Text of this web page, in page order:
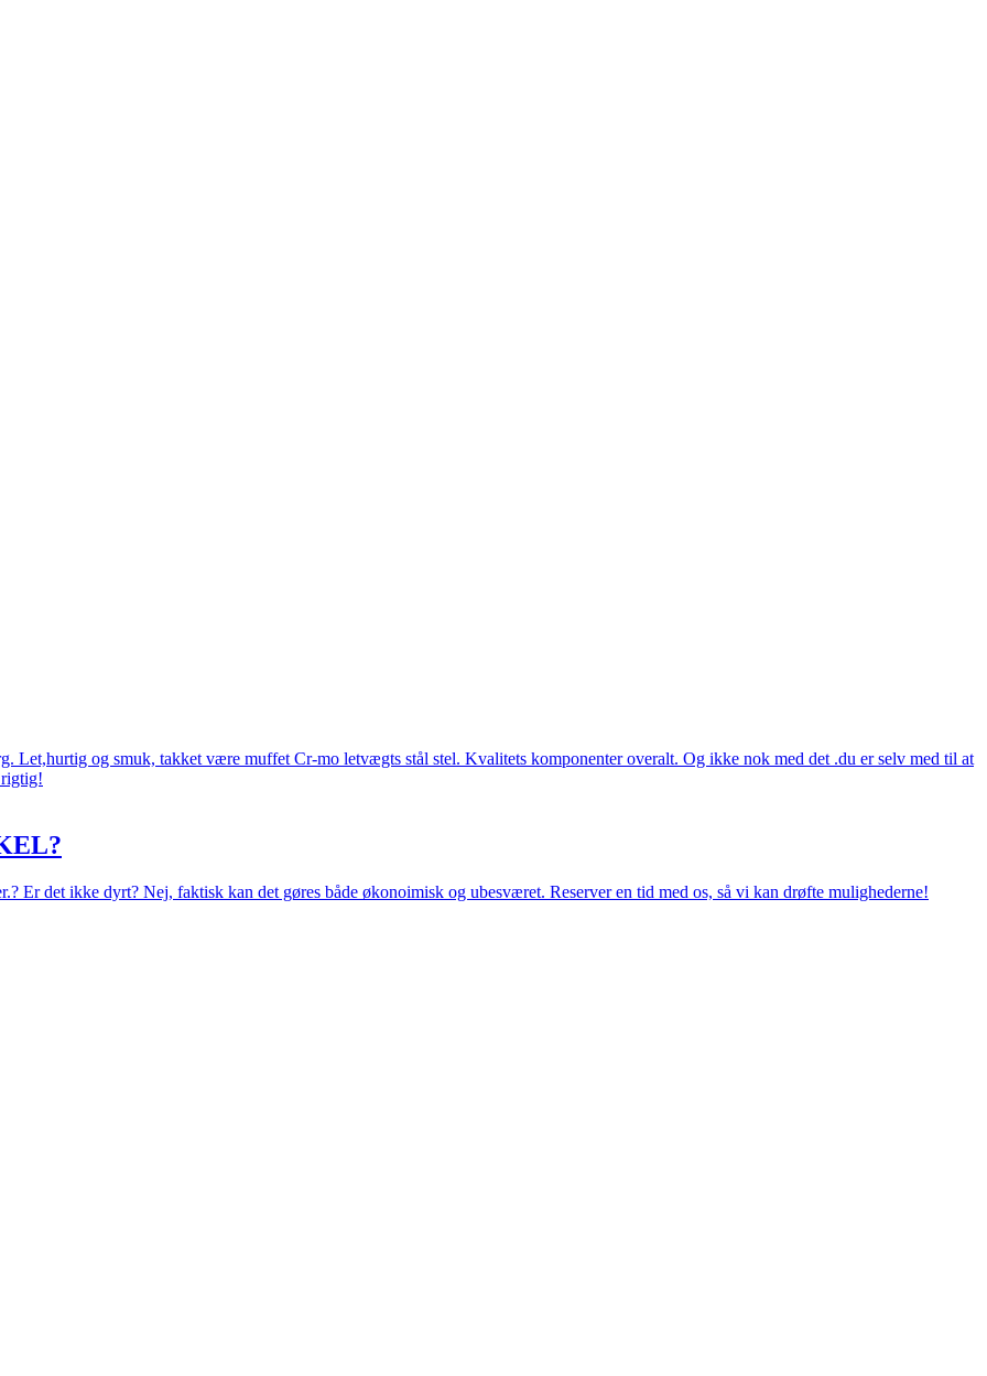
Let,hurtig og smuk, takket være muffet Cr-mo letvægts stål stel. Kvalitets komponenter overalt. Og ikke nok med det .du er selv med til at
rigtig!
Er det ikke dyrt? Nej, faktisk kan det gøres både økonoimisk og ubesværet. Reserver en tid med os, så vi kan drøfte mulighederne!